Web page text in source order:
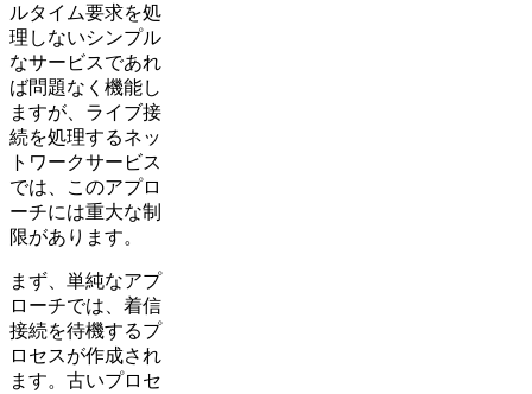
ルタイム要求を処
理しないシンプル
なサービスであれ
ば問題なく機能し
ますが、ライブ接
続を処理するネッ
トワークサービス
では、このアプロ
ーチには重大な制
限があります。
まず、単純なアプ
ローチでは、着信
接続を待機するプ
ロセスが作成され
ます。古いプロセ